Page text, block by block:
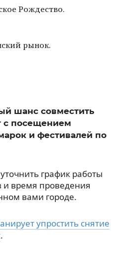
Рождество.
рынок.
шанс совместить
с посещением
и фестивалей по
график работы
и время проведения
вами городе.
упростить снятие
.